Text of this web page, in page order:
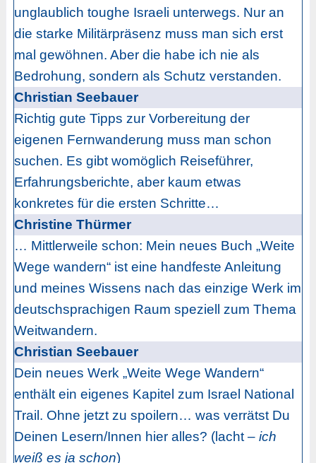
unglaublich toughe Israeli unterwegs. Nur an
die starke Militärpräsenz muss man sich erst
mal gewöhnen. Aber die habe ich nie als
Bedrohung, sondern als Schutz verstanden.
Christian Seebauer
Richtig gute Tipps zur Vorbereitung der
eigenen Fernwanderung muss man schon
suchen. Es gibt womöglich Reiseführer,
Erfahrungsberichte, aber kaum etwas
konkretes für die ersten Schritte…
Christine Thürmer
… Mittlerweile schon: Mein neues Buch „Weite
Wege wandern“ ist eine handfeste Anleitung
und meines Wissens nach das einzige Werk im
deutschsprachigen Raum speziell zum Thema
Weitwandern.
Christian Seebauer
Dein neues Werk „Weite Wege Wandern“
enthält ein eigenes Kapitel zum Israel National
Trail. Ohne jetzt zu spoilern… was verrätst Du
Deinen Lesern/Innen hier alles? (lacht – ich
weiß es ja schon)